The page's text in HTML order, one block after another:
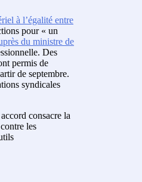
à l’égalité entre
pour « un
du ministre de
Des
permis de
de septembre.
syndicales
consacre la
les